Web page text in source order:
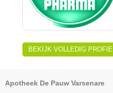
BEKIJK VOLLEDIG PROFIEL
Apotheek De Pauw Varsenare